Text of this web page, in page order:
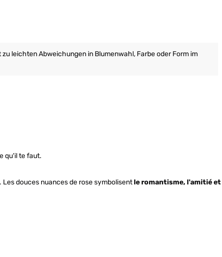
leichten Abweichungen in Blumenwahl, Farbe oder Form im
qu'il te faut.
douces nuances de rose symbolisentle romantisme, l'amitié et